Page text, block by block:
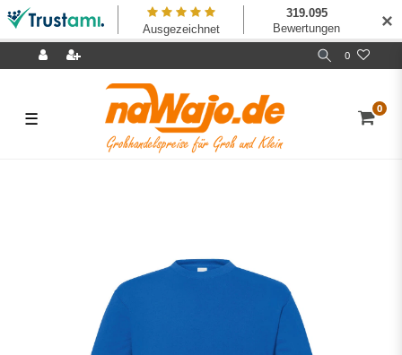
0
☰ 0
✕